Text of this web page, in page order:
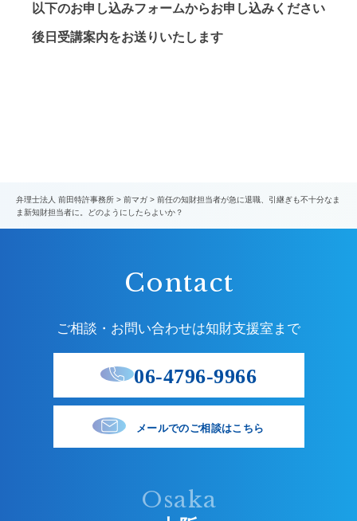
以下のお申し込みフォームからお申し込みください
後日受講案内をお送りいたします
弁理士法人 前田特許事務所 > 前マガ > 前任の知財担当者が急に退職、引継ぎも不十分なま
ま新知財担当者に。どのようにしたらよいか？
Contact
ご相談・お問い合わせは知財支援室まで
06-4796-9966
メールでのご相談はこちら
Osaka